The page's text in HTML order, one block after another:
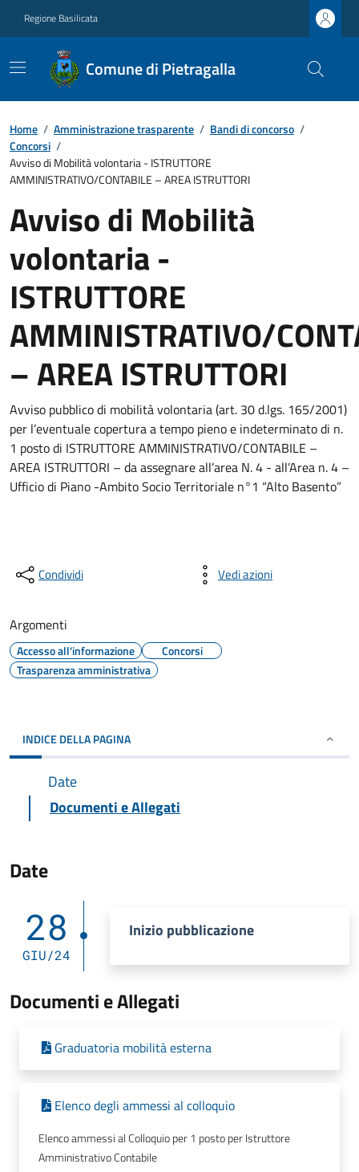
Regione Basilicata
Comune di Pietragalla
Home / Amministrazione trasparente / Bandi di concorso /
Concorsi /
Avviso di Mobilità volontaria - ISTRUTTORE
AMMINISTRATIVO/CONTABILE – AREA ISTRUTTORI
Avviso di Mobilità
volontaria -
ISTRUTTORE
AMMINISTRATIVO/
– AREA ISTRUTTORI
Avviso pubblico di mobilità volontaria (art. 30 d.lgs. 165/2001)
per l’eventuale copertura a tempo pieno e indeterminato di n.
1 posto di ISTRUTTORE AMMINISTRATIVO/CONTABILE –
AREA ISTRUTTORI – da assegnare all’area N. 4 - all’Area n. 4 –
Ufficio di Piano -Ambito Socio Territoriale n°1 “Alto Basento”
Condividi Vedi azioni
Argomenti
Accesso all'informazione
Concorsi
Trasparenza amministrativa
INDICE DELLA PAGINA
Date
Documenti e Allegati
Date
28
GIU/24
Inizio pubblicazione
Documenti e Allegati
Graduatoria mobilità esterna
Elenco degli ammessi al colloquio
Elenco ammessi al Colloquio per 1 posto per Istruttore
Amministrativo Contabile